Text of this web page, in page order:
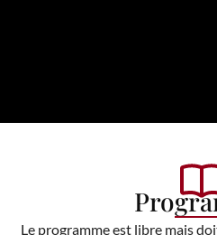
Le programme est libre mais